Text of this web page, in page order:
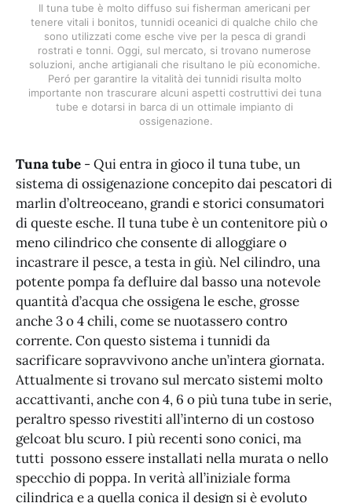
Il tuna tube è molto diffuso sui fisherman americani per
tenere vitali i bonitos, tunnidi oceanici di qualche chilo che
sono utilizzati come esche vive per la pesca di grandi
rostrati e tonni. Oggi, sul mercato, si trovano numerose
soluzioni, anche artigianali che risultano le più economiche.
Peró per garantire la vitalità dei tunnidi risulta molto
importante non trascurare alcuni aspetti costruttivi dei tuna
tube e dotarsi in barca di un ottimale impianto di
ossigenazione.
Tuna tube - Qui entra in gioco il tuna tube, un
sistema di ossigenazione concepito dai pescatori di
marlin d’oltreoceano, grandi e storici consumatori
di queste esche. Il tuna tube è un contenitore più o
meno cilindrico che consente di alloggiare o
incastrare il pesce, a testa in giù. Nel cilindro, una
potente pompa fa defluire dal basso una notevole
quantità d’acqua che ossigena le esche, grosse
anche 3 o 4 chili, come se nuotassero contro
corrente. Con questo sistema i tunnidi da
sacrificare sopravvivono anche un’intera giornata.
Attualmente si trovano sul mercato sistemi molto
accattivanti, anche con 4, 6 o più tuna tube in serie,
peraltro spesso rivestiti all’interno di un costoso
gelcoat blu scuro. I più recenti sono conici, ma
tutti possono essere installati nella murata o nello
specchio di poppa. In verità all’iniziale forma
cilindrica e a quella conica il design si è evoluto